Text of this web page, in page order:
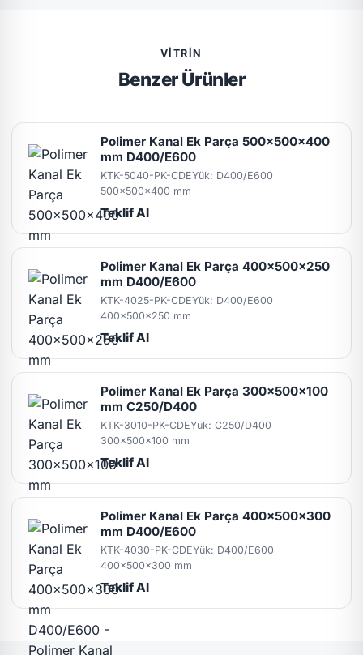
VITRIN
Benzer Ürünler
Polimer Kanal Ek Parça 500x500x400
mm D400/E600
KTK-5040-PK-CDEYük: D400/E600
500x500x400 mm
Teklif Al
Polimer Kanal Ek Parça 400x500x250
mm D400/E600
KTK-4025-PK-CDEYük: D400/E600
400x500x250 mm
Teklif Al
Polimer Kanal Ek Parça 300x500x100
mm C250/D400
KTK-3010-PK-CDEYük: C250/D400
300x500x100 mm
Teklif Al
Polimer Kanal Ek Parça 400x500x300
mm D400/E600
KTK-4030-PK-CDEYük: D400/E600
400x500x300 mm
Teklif Al